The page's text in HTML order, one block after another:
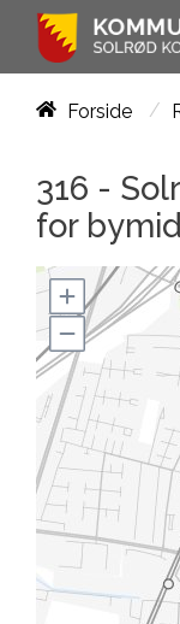
Forside /
316 -
for